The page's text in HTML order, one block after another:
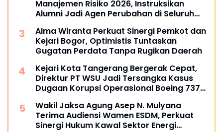
Manajemen Risiko 2026, Instruksikan
Alumni Jadi Agen Perubahan di Seluruh
Alma Wiranta Perkuat Sinergi Pemkot dan
Kejari Bogor, Optimistis Tuntaskan
Gugatan Perdata Tanpa Rugikan Daerah
Kejari Kota Tangerang Bergerak Cepat,
Direktur PT WSU Jadi Tersangka Kasus
Dugaan Korupsi Operasional Boeing 737-
Wakil Jaksa Agung Asep N. Mulyana
Terima Audiensi Wamen ESDM, Perkuat
Sinergi Hukum Kawal Sektor Energi